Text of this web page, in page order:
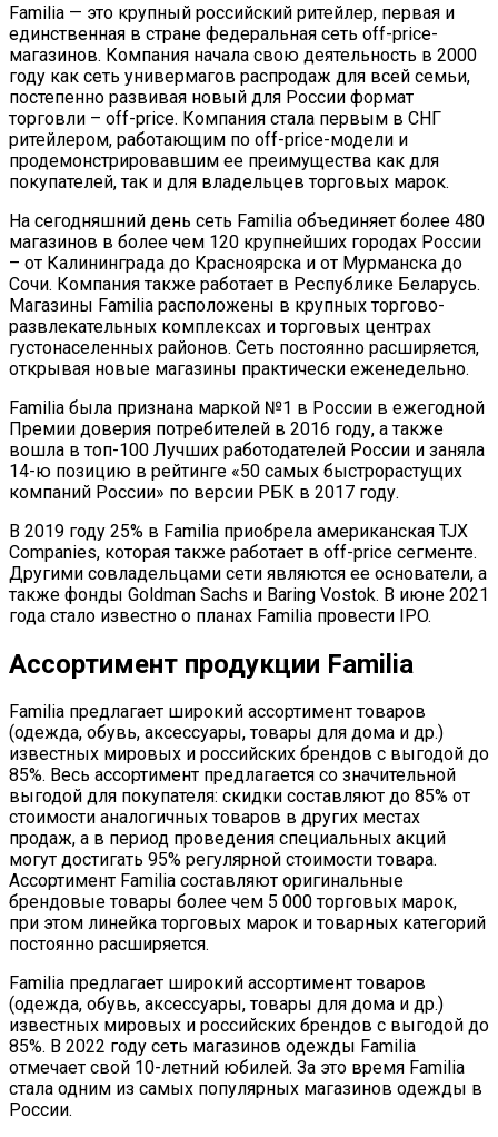
Familia — это крупный российский ритейлер, первая и
единственная в стране федеральная сеть off-price-
магазинов. Компания начала свою деятельность в 2000
году как сеть универмагов распродаж для всей семьи,
постепенно развивая новый для России формат
торговли – off-price. Компания стала первым в СНГ
ритейлером, работающим по off-price-модели и
продемонстрировавшим ее преимущества как для
покупателей, так и для владельцев торговых марок.
На сегодняшний день сеть Familia объединяет более 480
магазинов в более чем 120 крупнейших городах России
– от Калининграда до Красноярска и от Мурманска до
Сочи. Компания также работает в Республике Беларусь.
Магазины Familia расположены в крупных торгово-
развлекательных комплексах и торговых центрах
густонаселенных районов. Сеть постоянно расширяется,
открывая новые магазины практически еженедельно.
Familia была признана маркой №1 в России в ежегодной
Премии доверия потребителей в 2016 году, а также
вошла в топ-100 Лучших работодателей России и заняла
14-ю позицию в рейтинге «50 самых быстрорастущих
компаний России» по версии РБК в 2017 году.
В 2019 году 25% в Familia приобрела американская TJX
Companies, которая также работает в off-price сегменте.
Другими совладельцами сети являются ее основатели, а
также фонды Goldman Sachs и Baring Vostok. В июне 2021
года стало известно о планах Familia провести IPO.
Ассортимент продукции Familia
Familia предлагает широкий ассортимент товаров
(одежда, обувь, аксессуары, товары для дома и др.)
известных мировых и российских брендов с выгодой до
85%. Весь ассортимент предлагается со значительной
выгодой для покупателя: скидки составляют до 85% от
стоимости аналогичных товаров в других местах
продаж, а в период проведения специальных акций
могут достигать 95% регулярной стоимости товара.
Ассортимент Familia составляют оригинальные
брендовые товары более чем 5 000 торговых марок,
при этом линейка торговых марок и товарных категорий
постоянно расширяется.
Familia предлагает широкий ассортимент товаров
(одежда, обувь, аксессуары, товары для дома и др.)
известных мировых и российских брендов с выгодой до
85%. В 2022 году сеть магазинов одежды Familia
отмечает свой 10-летний юбилей. За это время Familia
стала одним из самых популярных магазинов одежды в
России.